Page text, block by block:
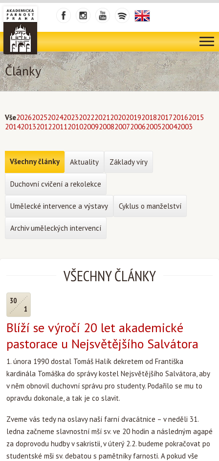
Články
Vše202620252024202320222021202020192018201720162015
201420132012201120102009200820072006200520042003
VŠECHNY ČLÁNKY
30
1
Blíží se výročí 20 let akademické
pastorace u Nejsvětějšího Salvátora
1. února 1990 dostal Tomáš Halík dekretem od Františka
kardinála Tomáška do správy kostel Nejsvětějšího Salvátora, aby
v něm obnovil duchovní správu pro studenty. Podařilo se mu to
opravdu dokonale, a tak je co slavit.
Zveme vás tedy na oslavy naší farní dvacátnice – v neděli 31.
ledna začneme slavnostní mší sv. ve 20 hodin a následným agapé
za doprovodu hudby v sakristii, v úterý 2.2. budeme pokračovat po
studentské mši sv. debatou s pamětníky farnosti. A pokud vše
Všechny články Aktuality Základy víry
Duchovní cvičení a rekolekce
Umělecké intervence a výstavy Cyklus o manželství
Archiv uměleckých intervencí